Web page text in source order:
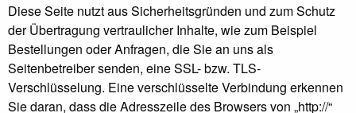
Diese Seite nutzt aus Sicherheitsgründen und zum Schutz
der Übertragung vertraulicher Inhalte, wie zum Beispiel
Bestellungen oder Anfragen, die Sie an uns als
Seitenbetreiber senden, eine SSL- bzw. TLS-
Verschlüsselung. Eine verschlüsselte Verbindung erkennen
Sie daran, dass die Adresszeile des Browsers von „http://“